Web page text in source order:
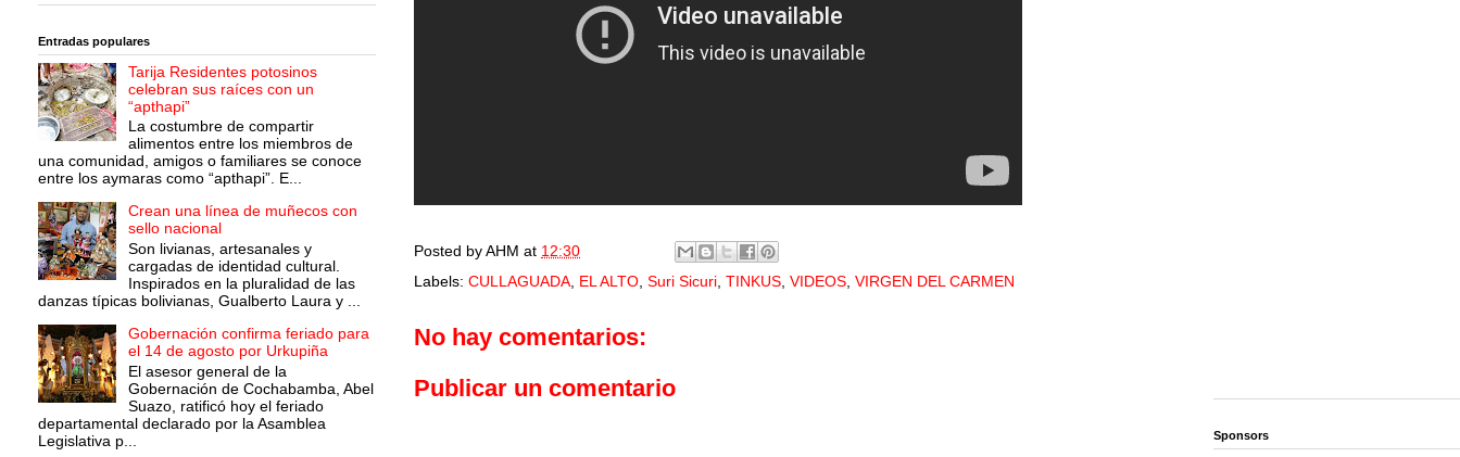
Posted byAHM at 12:30
Labels: CULLAGUADA, EL ALTO, Suri Sicuri, TINKUS, VIDEOS, VIRGEN DEL CARMEN
No hay comentarios:
Publicar un comentario
Entradas populares
Tarija Residentes potosinos
celebran sus raíces con un
“apthapi”
La costumbre de compartir
alimentos entre los miembros de
una comunidad, amigos o familiares se conoce
entre los aymaras como “apthapi”. E...
Crean una línea de muñecos con
sello nacional
Son livianas, artesanales y
cargadas de identidad cultural.
Inspirados en la pluralidad de las
danzas típicas bolivianas, Gualberto Laura y ...
Gobernación confirma feriado para
el 14 de agosto por Urkupiña
El asesor general de la
Gobernación de Cochabamba, Abel
Suazo, ratificó hoy el feriado
departamental declarado por la Asamblea
Legislativa p...
Sponsors